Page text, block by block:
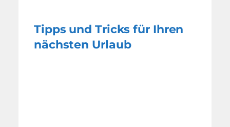
Tipps und Tricks für Ihren
nächsten Urlaub